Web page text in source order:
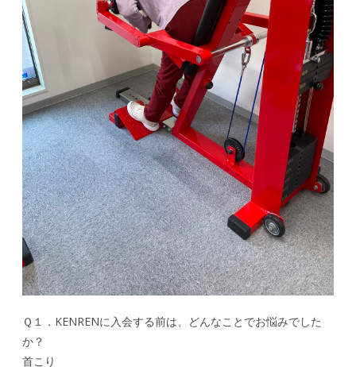
Ｑ１．KENRENに入会する前は、どんなことでお悩みでした
か？
首こり